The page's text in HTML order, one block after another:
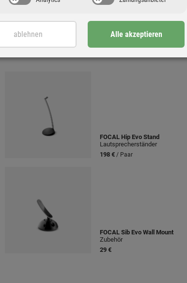
FOCAL Hip Evo Stand
Lautsprecherständer
198 € / Paar
FOCAL Sib Evo Wall Mount
Zubehör
29 €
ablehnen Alle akzeptieren